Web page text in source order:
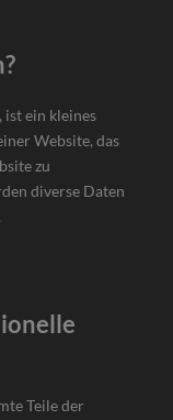
ist ein kleines
Website, das
zu
diverse Daten
Teile der